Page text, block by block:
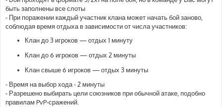
быть заполнены все слоты
- При поражении каждый участник клана может начать бой заново,
соблюдая время отдыха в зависимости от числа участников:
Клан до 3 игроков — отдых 1 минуту
Клан до 6 игроков — отдых 2 минуты
Клан свыше 6 игроков — отдых 3 минуты
- Время на выбор хода - 2 минуты
- Разрешено выбирать цели союзников при обычной атаке, подобно
правилам PvP-сражений.